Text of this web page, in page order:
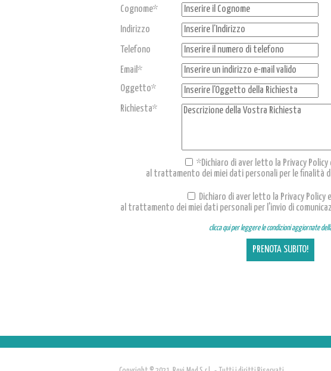
Cognome*
Indirizzo
Telefono
Email*
Oggetto*
Richiesta*
*Dichiaro di aver letto la Privacy
al trattamento dei miei dati personali per le finalità
Dichiaro di aver letto la Privacy Policy
al trattamento dei miei dati personali per l'invio di
clicca qui per leggere le condizioni aggiornate